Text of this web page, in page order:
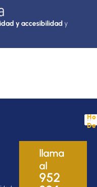
y accesibilidad y
llama
al
952